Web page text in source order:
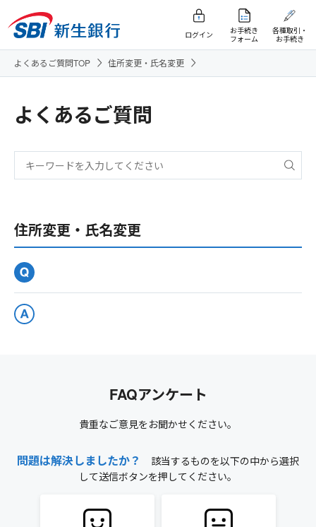
ログイン
お手続き
フォーム
各種取引・
お手続き
よくあるご質問TOP 住所変更・氏名変更
よくあるご質問
住所変更・氏名変更
FAQアンケート
貴重なご意見をお聞かせください。
問題は解決しましたか？
該当するものを以下の中から選択
して送信ボタンを押してください。